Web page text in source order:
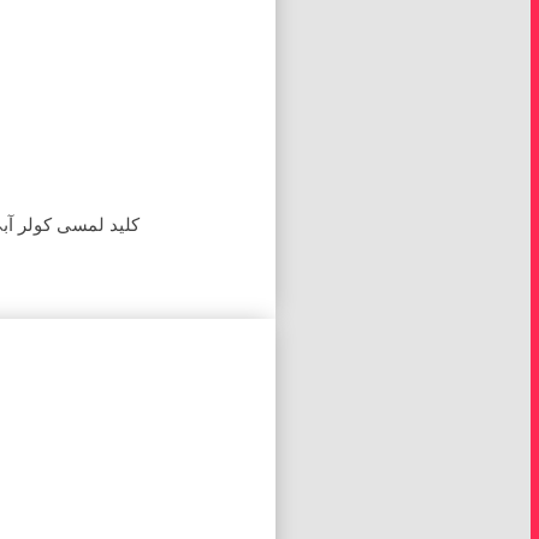
کلید لمسی کولر